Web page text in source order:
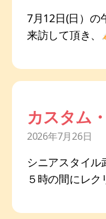
7月12日(日）の
来訪して頂き、
カスタム
2026年7月26日
シニアスタイル
５時の間にレク